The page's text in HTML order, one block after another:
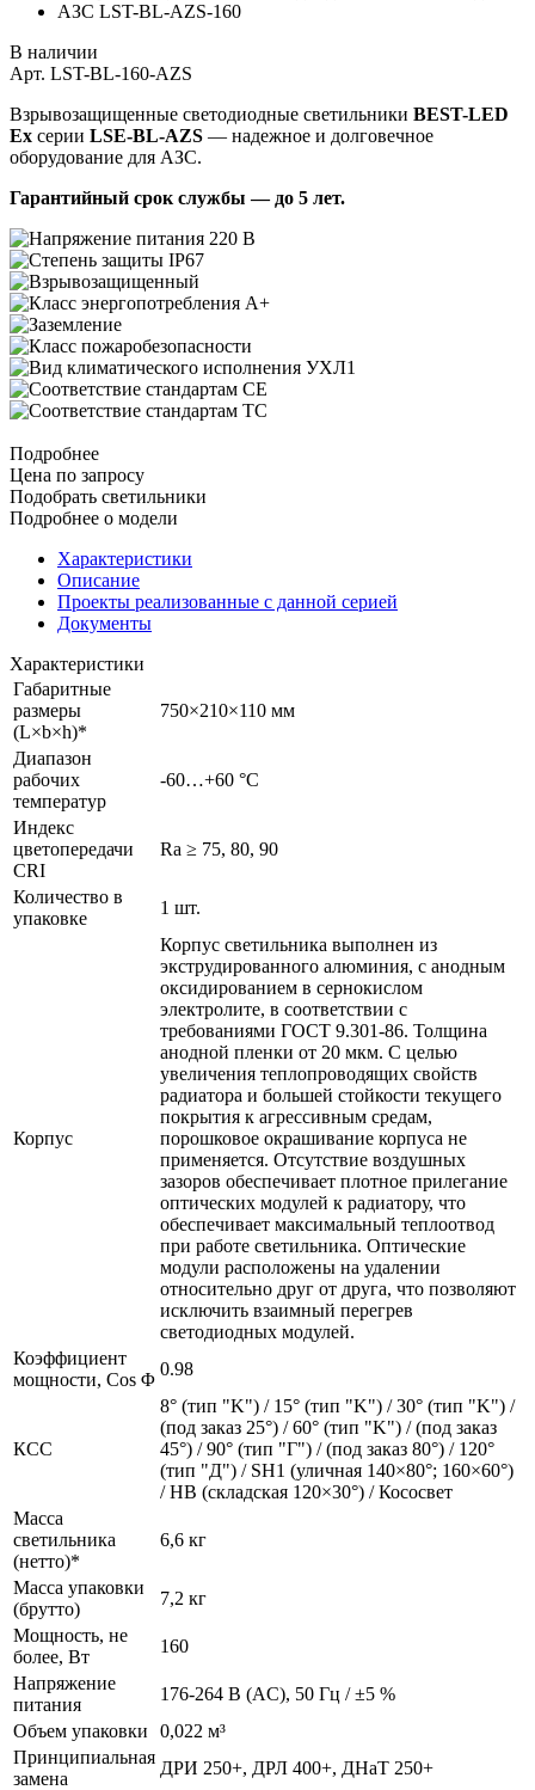
В наличии
Арт. LST-BL-160-AZS
Взрывозащищенные светодиодные светильники BEST-LED
Ex серии LSE-BL-AZS — надежное и долговечное
оборудование для АЗС.
Гарантийный срок службы — до 5 лет.
Подробнее
Цена по запросу
Подобрать светильники
Подробнее о модели
Характеристики
Описание
Проекты реализованные с данной серией
Документы
Характеристики
Габаритные
размеры
(L×b×h)*
750×210×110 мм
Диапазон
рабочих
температур
-60…+60 °С
Индекс
цветопередачи
CRI
Ra ≥ 75, 80, 90
Количество в
упаковке
1 шт.
Корпус
Корпус светильника выполнен из
экструдированного алюминия, с анодным
оксидированием в сернокислом
электролите, в соответствии с
требованиями ГОСТ 9.301-86. Толщина
анодной пленки от 20 мкм. С целью
увеличения теплопроводящих свойств
радиатора и большей стойкости текущего
покрытия к агрессивным средам,
порошковое окрашивание корпуса не
применяется. Отсутствие воздушных
зазоров обеспечивает плотное прилегание
оптических модулей к радиатору, что
обеспечивает максимальный теплоотвод
при работе светильника. Оптические
модули расположены на удалении
относительно друг от друга, что позволяют
исключить взаимный перегрев
светодиодных модулей.
Коэффициент
мощности, Cos Φ
0.98
КСС
8° (тип "K") / 15° (тип "K") / 30° (тип "K") /
(под заказ 25°) / 60° (тип "K") / (под заказ
45°) / 90° (тип "Г") / (под заказ 80°) / 120°
(тип "Д") / SH1 (уличная 140×80°; 160×60°)
/ HB (складская 120×30°) / Кососвет
Масса
светильника
(нетто)*
6,6 кг
Масса упаковки
(брутто)
7,2 кг
Мощность, не
более, Вт
160
Напряжение
питания
176-264 В (AC), 50 Гц / ±5 %
Объем упаковки
0,022 м³
Принципиальная
замена
ДРИ 250+, ДРЛ 400+, ДНаТ 250+